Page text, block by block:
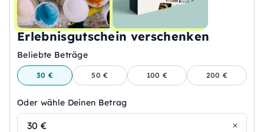
Erlebnisgutschein verschenken
Beliebte Beträge
30 € 50 € 100 € 200 €
Oder wähle Deinen Betrag
30 €